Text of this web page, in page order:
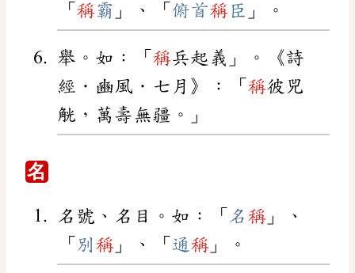
「 稱霸 」、「 俯首稱臣 」。
舉。如：「 稱兵起義」。《詩
經．豳風．七月》：「 稱彼兕
觥，萬壽無疆。」
名
名號、名目。如：「 名 稱 」、
「 別稱 」、「 通 稱 」。